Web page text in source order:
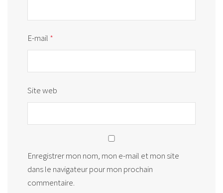
E-mail *
Site web
Enregistrer mon nom, mon e-mail et mon site
dans le navigateur pour mon prochain
commentaire.